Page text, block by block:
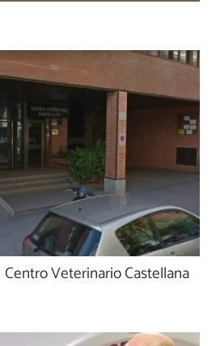
Centro Veterinario Castellana